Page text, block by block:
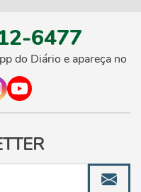
6477
do Diário e apareça no